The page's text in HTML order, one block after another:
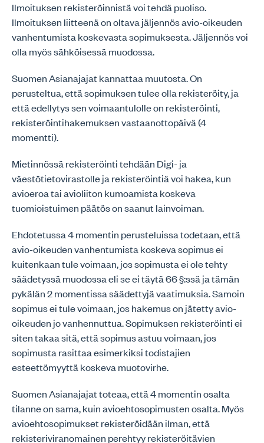
Ilmoituksen rekisteröinnistä voi tehdä puoliso.
Ilmoituksen liitteenä on oltava jäljennös avio-oikeuden
vanhentumista koskevasta sopimuksesta. Jäljennös voi
olla myös sähköisessä muodossa.
Suomen Asianajajat kannattaa muutosta. On
perusteltua, että sopimuksen tulee olla rekisteröity, ja
että edellytys sen voimaantulolle on rekisteröinti,
rekisteröintihakemuksen vastaanottopäivä (4
momentti).
Mietinnössä rekisteröinti tehdään Digi- ja
väestötietovirastolle ja rekisteröintiä voi hakea, kun
avioeroa tai avioliiton kumoamista koskeva
tuomioistuimen päätös on saanut lainvoiman.
Ehdotetussa 4 momentin perusteluissa todetaan, että
avio-oikeuden vanhentumista koskeva sopimus ei
kuitenkaan tule voimaan, jos sopimusta ei ole tehty
säädetyssä muodossa eli se ei täytä 66 §:ssä ja tämän
pykälän 2 momentissa säädettyjä vaatimuksia. Samoin
sopimus ei tule voimaan, jos hakemus on jätetty avio-
oikeuden jo vanhennuttua. Sopimuksen rekisteröinti ei
siten takaa sitä, että sopimus astuu voimaan, jos
sopimusta rasittaa esimerkiksi todistajien
esteettömyyttä koskeva muotovirhe.
Suomen Asianajajat toteaa, että 4 momentin osalta
tilanne on sama, kuin avioehtosopimusten osalta. Myös
avioehtosopimukset rekisteröidään ilman, että
rekisteriviranomainen perehtyy rekisteröitävien